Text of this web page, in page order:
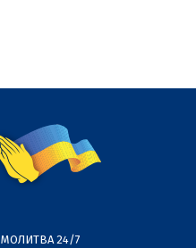
МОЛИТВА 24/7